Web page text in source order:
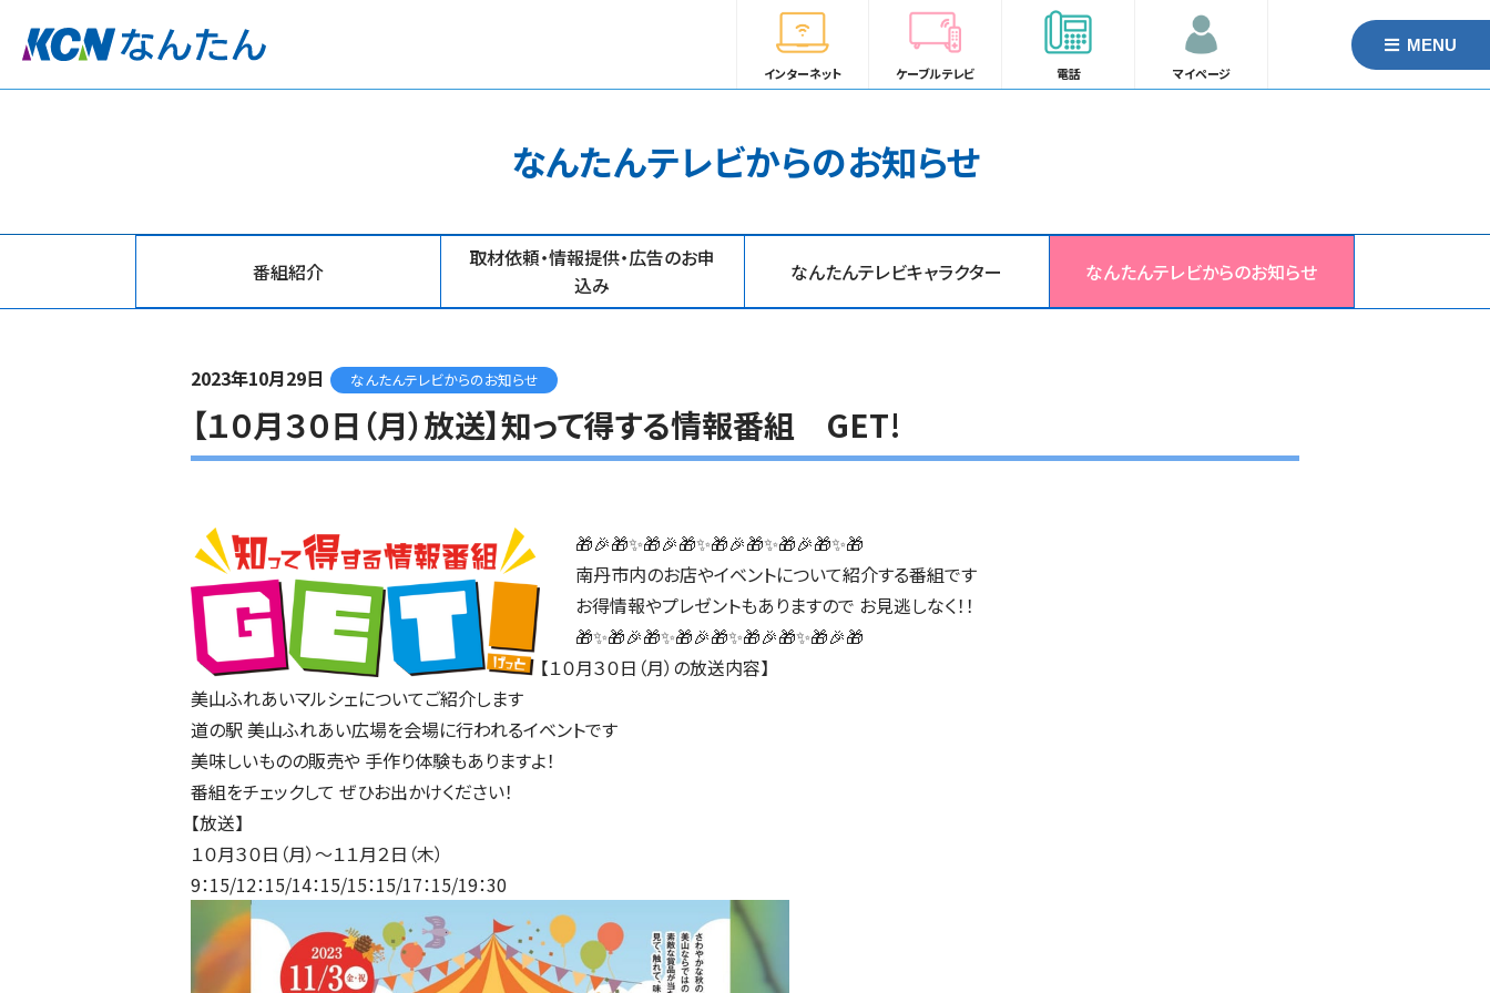
インターネット ケーブルテレビ 電話 マイページ
MENU
なんたんテレビからのお知らせ
番組紹介
取材依頼・情報提供・広告のお申
込み
なんたんテレビキャラクター なんたんテレビからのお知らせ
2023年10月29日 なんたんテレビからのお知らせ
【１０月３０日（月）放送】知って得する情報番組 GET!
🎁🎉🎁✨🎁🎉🎁✨🎁🎉🎁✨🎁🎉🎁✨🎁
南丹市内のお店やイベントについて紹介する番組です
お得情報やプレゼントもありますので お見逃しなく！！
🎁✨🎁🎉🎁✨🎁🎉🎁✨🎁🎉🎁✨🎁🎉🎁
【１０月３０日（月）の放送内容】
美山ふれあいマルシェについてご紹介します
道の駅 美山ふれあい広場を会場に行われるイベントです
美味しいものの販売や 手作り体験もありますよ！
番組をチェックして ぜひお出かけください！
【放送】
１０月３０日（月）～１１月２日（木）
9：15/12：15/14：15/15：15/17：15/19：30